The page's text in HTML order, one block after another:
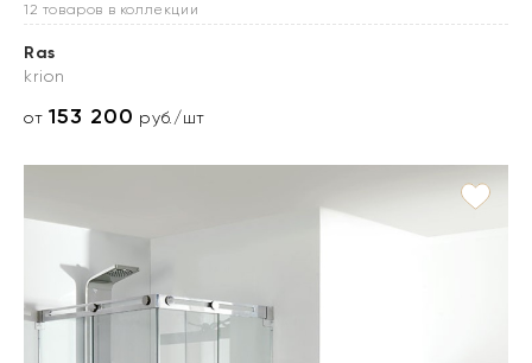
12 товаров в коллекции
Ras
krion
от153 200 руб./шт